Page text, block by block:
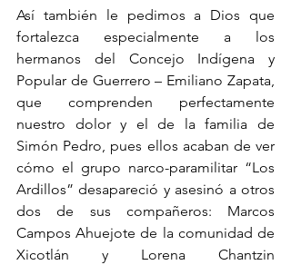
Así también le pedimos a Dios que
fortalezca especialmente a los
hermanos del Concejo Indígena y
Popular de Guerrero – Emiliano Zapata,
que comprenden perfectamente
nuestro dolor y el de la familia de
Simón Pedro, pues ellos acaban de ver
cómo el grupo narco-paramilitar “Los
Ardillos” desapareció y asesinó a otros
dos de sus compañeros: Marcos
Campos Ahuejote de la comunidad de
Xicotlán y Lorena Chantzin